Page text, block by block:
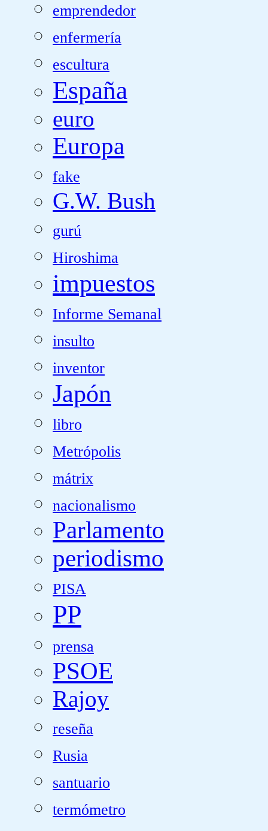
emprendedor
enfermería
escultura
España
euro
Europa
fake
G.W. Bush
gurú
Hiroshima
impuestos
Informe Semanal
insulto
inventor
Japón
libro
Metrópolis
mátrix
nacionalismo
Parlamento
periodismo
PISA
PP
prensa
PSOE
Rajoy
reseña
Rusia
santuario
termómetro